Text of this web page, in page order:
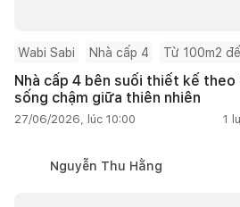
Wabi Sabi Nhà cấp 4 Từ 100m2
Nhà cấp 4 bên suối thiết kế theo
sống chậm giữa thiên nhiên
27/06/2026, lúc 10:00 1
Nguyễn Thu Hằng